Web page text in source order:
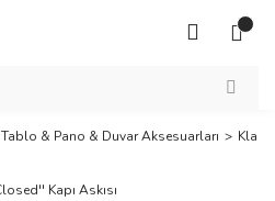
Tablo & Pano & Duvar Aksesuarları